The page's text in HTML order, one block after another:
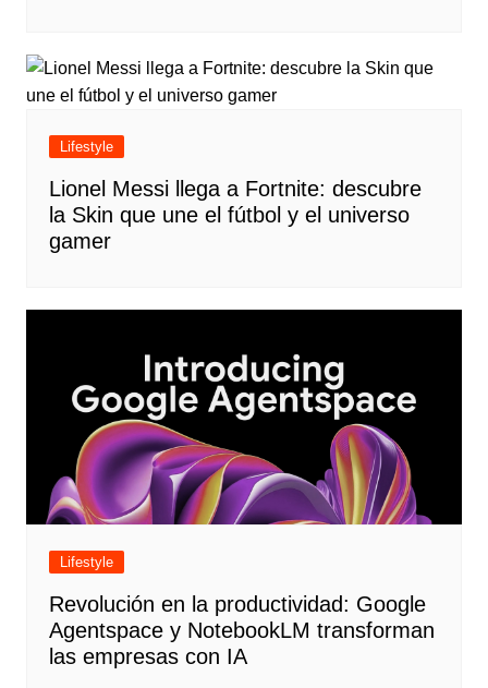
Lifestyle
Lionel Messi llega a Fortnite: descubre
la Skin que une el fútbol y el universo
gamer
Lifestyle
Revolución en la productividad: Google
Agentspace y NotebookLM transforman
las empresas con IA